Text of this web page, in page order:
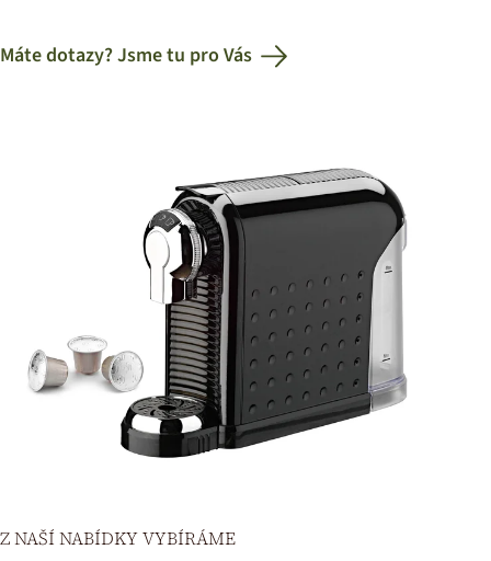
Máte dotazy? Jsme tu pro Vás
Z NAŠÍ NABÍDKY VYBÍRÁME